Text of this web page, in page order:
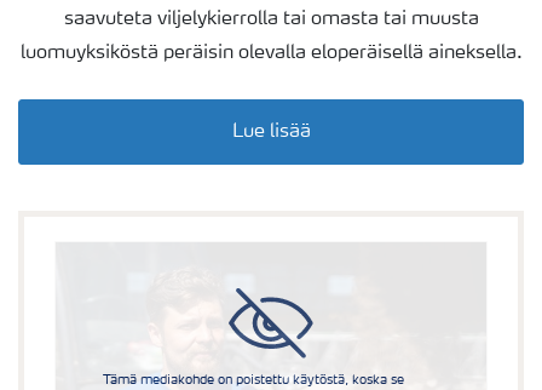
saavuteta viljelykierrolla tai omasta tai muusta
luomuyksiköstä peräisin olevalla eloperäisellä aineksella.
Lue lisää
Tämä mediakohde on poistettu käytöstä, koska se